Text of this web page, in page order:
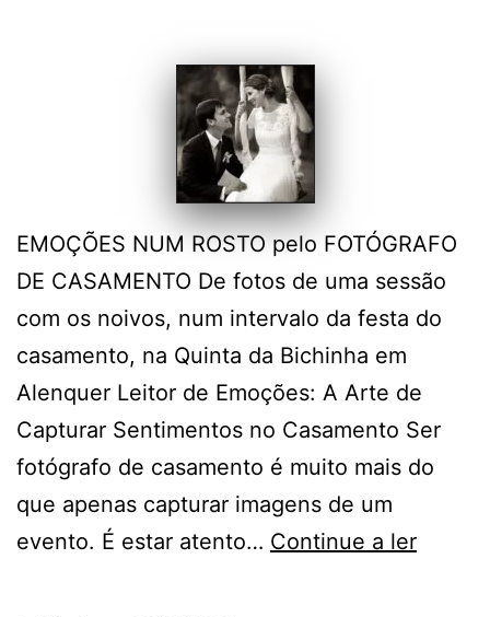
EMOÇÕES NUM ROSTO pelo FOTÓGRAFO
DE CASAMENTO De fotos de uma sessão
com os noivos, num intervalo da festa do
casamento, na Quinta da Bichinha em
Alenquer Leitor de Emoções: A Arte de
Capturar Sentimentos no Casamento Ser
fotógrafo de casamento é muito mais do
que apenas capturar imagens de um
evento. É estar atento… Continue a lerNa